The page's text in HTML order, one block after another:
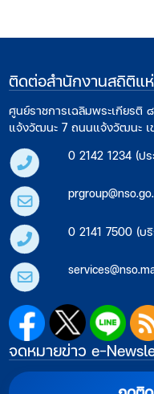
ติดต่อสำนักงานสถิติแ
ศูนย์ราชการเฉลิมพระเกียรติ
แจ้งวัฒนะ 7 ถนนแจ้งวัฒนะ เ
0 2142 1234 (ป
0 2141 7500 (บ
จดหมายข่าว e-